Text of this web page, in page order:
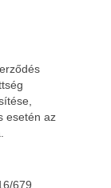
esetén az
679